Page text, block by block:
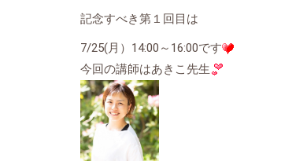
記念すべき第１回目は
7/25(月）14:00～16:00です
今回の講師はあきこ先生